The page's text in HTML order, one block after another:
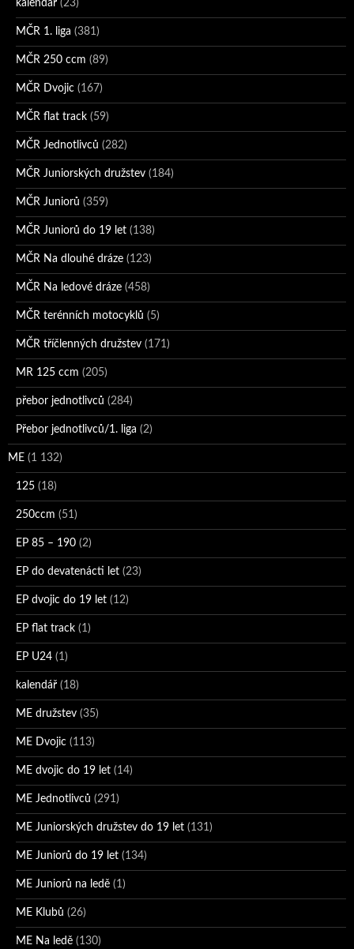
kalendář (23)
MČR 1. liga (381)
MČR 250 ccm (89)
MČR Dvojic (167)
MČR flat track (59)
MČR Jednotlivců (282)
MČR Juniorských družstev (184)
MČR Juniorů (359)
MČR Juniorů do 19 let (138)
MČR Na dlouhé dráze (123)
MČR Na ledové dráze (458)
MČR terénních motocyklů (5)
MČR tříčlenných družstev (171)
MR 125 ccm (205)
přebor jednotlivců (284)
Přebor jednotlivců/1. liga (2)
ME (1 132)
125 (18)
250ccm (51)
EP 85 – 190 (2)
EP do devatenácti let (23)
EP dvojic do 19 let (12)
EP flat track (1)
EP U24 (1)
kalendář (18)
ME družstev (35)
ME Dvojic (113)
ME dvojic do 19 let (14)
ME Jednotlivců (291)
ME Juniorských družstev do 19 let (131)
ME Juniorů do 19 let (134)
ME Juniorů na ledě (1)
ME Klubů (26)
ME Na ledě (130)